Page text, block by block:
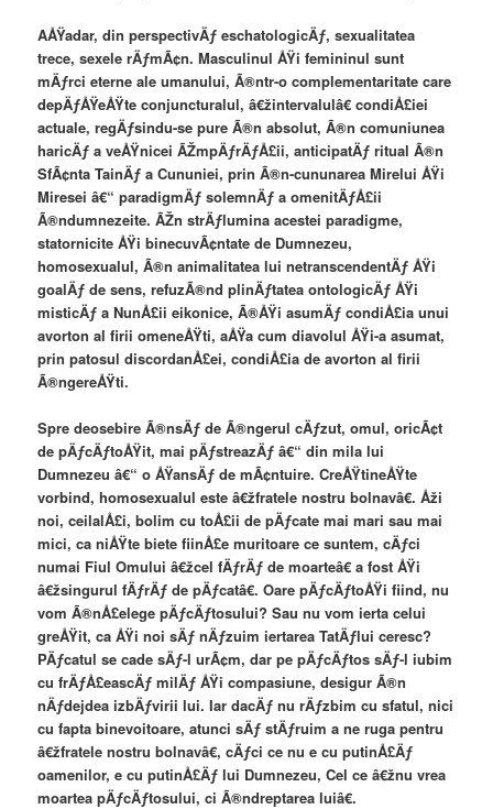
AÅŸadar, din perspectivÄƒ eschatologicÄƒ, sexualitatea
trece, sexele rÄƒmÃ¢n. Masculinul ÅŸi femininul sunt
mÄƒrci eterne ale umanului, Ã®ntr-o complementaritate care
depÄƒÅŸeÅŸte conjuncturalul, â€žintervalulâ€ condiÅ£iei
actuale, regÄƒsindu-se pure Ã®n absolut, Ã®n comuniunea
haricÄƒ a veÅŸnicei ÃŽmpÄƒrÄƒÅ£ii, anticipatÄƒ ritual Ã®n
SfÃ¢nta TainÄƒ a Cununiei, prin Ã®n-cununarea Mirelui ÅŸi
Miresei â€“ paradigmÄƒ solemnÄƒ a omenitÄƒÅ£ii
Ã®ndumnezeite. ÃŽn strÄƒlumina acestei paradigme,
statornicite ÅŸi binecuvÃ¢ntate de Dumnezeu,
homosexualul, Ã®n animalitatea lui netranscendentÄƒ ÅŸi
goalÄƒ de sens, refuzÃ®nd plinÄƒtatea ontologicÄƒ ÅŸi
misticÄƒ a NunÅ£ii eikonice, Ã®ÅŸi asumÄƒ condiÅ£ia unui
avorton al firii omeneÅŸti, aÅŸa cum diavolul ÅŸi-a asumat,
prin patosul discordanÅ£ei, condiÅ£ia de avorton al firii
Ã®ngereÅŸti.
Spre deosebire Ã®nsÄƒ de Ã®ngerul cÄƒzut, omul, oricÃ¢t
de pÄƒcÄƒtoÅŸit, mai pÄƒstreazÄƒ â€“ din mila lui
Dumnezeu â€“ o ÅŸansÄƒ de mÃ¢ntuire. CreÅŸtineÅŸte
vorbind, homosexualul este â€žfratele nostru bolnavâ€. Åži
noi, ceilalÅ£i, bolim cu toÅ£ii de pÄƒcate mai mari sau mai
mici, ca niÅŸte biete fiinÅ£e muritoare ce suntem, cÄƒci
numai Fiul Omului â€žcel fÄƒrÄƒ de moarteâ€ a fost ÅŸi
â€žsingurul fÄƒrÄƒ de pÄƒcatâ€. Oare pÄƒcÄƒtoÅŸi fiind, nu
vom Ã®nÅ£elege pÄƒcÄƒtosului? Sau nu vom ierta celui
greÅŸit, ca ÅŸi noi sÄƒ nÄƒzuim iertarea TatÄƒlui ceresc?
PÄƒcatul se cade sÄƒ-l urÃ¢m, dar pe pÄƒcÄƒtos sÄƒ-l iubim
cu frÄƒÅ£eascÄƒ milÄƒ ÅŸi compasiune, desigur Ã®n
nÄƒdejdea izbÄƒvirii lui. Iar dacÄƒ nu rÄƒzbim cu sfatul, nici
cu fapta binevoitoare, atunci sÄƒ stÄƒruim a ne ruga pentru
â€žfratele nostru bolnavâ€, cÄƒci ce nu e cu putinÅ£Äƒ
oamenilor, e cu putinÅ£Äƒ lui Dumnezeu, Cel ce â€žnu vrea
moartea pÄƒcÄƒtosului, ci Ã®ndreptarea luiâ€.